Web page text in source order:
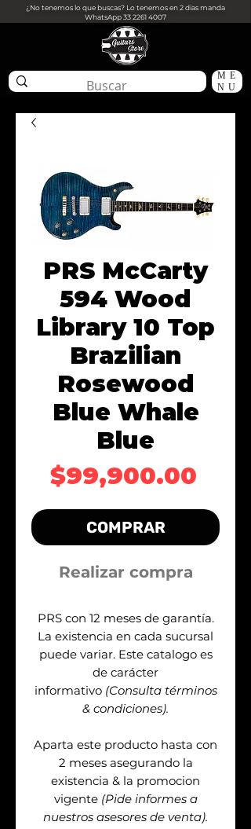
¿No tenemos lo que buscas? Lo tenemos en 2 dias manda
WhatsApp33 2261 4007
ME
NU
PRS McCarty
594 Wood
Library 10 Top
Brazilian
Rosewood
Blue Whale
Blue
$99,900.00
COMPRAR
Realizar compra
PRS con 12 meses de garantía.
La existencia en cada sucursal
puede variar. Este catalogo es
de carácter
informativo (Consulta términos
& condiciones).
Aparta este producto hasta con
2 meses asegurando la
existencia & la promocion
vigente (Pide informes a
nuestros asesores de venta).